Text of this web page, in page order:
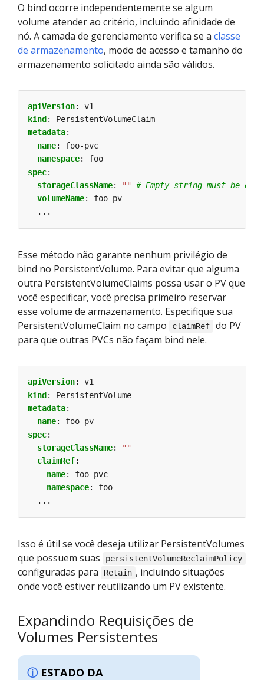
O bind ocorre independentemente se algum
volume atender ao critério, incluindo afinidade de
nó. A camada de gerenciamento verifica se a classe
de armazenamento, modo de acesso e tamanho do
armazenamento solicitado ainda são válidos.
apiVersion:
v1
kind :
PersistentVolumeClaim
metadata:
name:
foo-pvc
namespace:
foo
spec:
storageClassName: ""
# Empty string must be
volumeName:
foo-pv
...
Esse método não garante nenhum privilégio de
bind no PersistentVolume. Para evitar que alguma
outra PersistentVolumeClaims possa usar o PV que
você especificar, você precisa primeiro reservar
esse volume de armazenamento. Especifique sua
PersistentVolumeClaim no campo
claimRef
do PV
para que outras PVCs não façam bind nele.
apiVersion:
v1
kind:
PersistentVolume
metadata:
name:
foo-pv
spec:
storageClassName:
""
claimRef:
name:
foo-pvc
namespace:
foo
...
Isso é útil se você deseja utilizar PersistentVolumes
que possuem suas
persistentVolumeReclaimPolicy
configuradas para Retain , incluindo situações
onde você estiver reutilizando um PV existente.
Expandindo Requisições de
Volumes Persistentes
ESTADO DA